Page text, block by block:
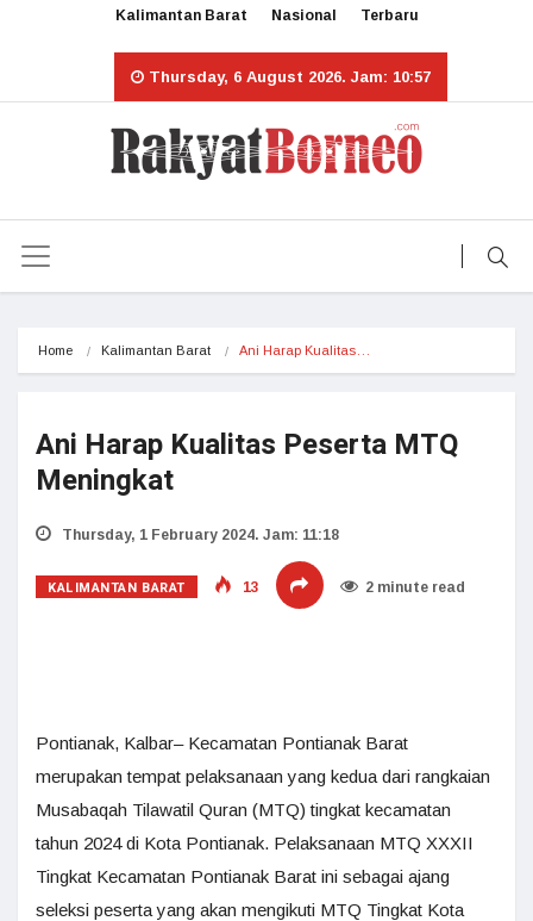
Kalimantan Barat Nasional Terbaru
Thursday, 6 August 2026. Jam: 10:57
Home Kalimantan Barat Ani Harap Kualitas…
Ani Harap Kualitas Peserta MTQ
Meningkat
Thursday, 1 February 2024. Jam: 11:18
KALIMANTAN BARAT 13 2 minute read
Pontianak, Kalbar– Kecamatan Pontianak Barat
merupakan tempat pelaksanaan yang kedua dari rangkaian
Musabaqah Tilawatil Quran (MTQ) tingkat kecamatan
tahun 2024 di Kota Pontianak. Pelaksanaan MTQ XXXII
Tingkat Kecamatan Pontianak Barat ini sebagai ajang
seleksi peserta yang akan mengikuti MTQ Tingkat Kota